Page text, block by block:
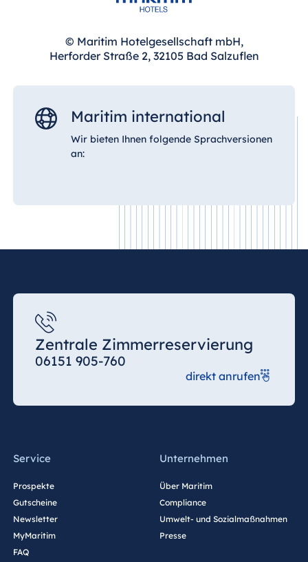
© Maritim Hotelgesellschaft mbH,
Herforder Straße 2, 32105 Bad Salzuflen
Maritim international
Wir bieten Ihnen folgende Sprachversionen
an:
Zentrale Zimmerreservierung
06151 905-760
direkt anrufen
Service
Prospekte
Gutscheine
Newsletter
MyMaritim
FAQ
Unternehmen
Über Maritim
Compliance
Umwelt- und Sozialmaßnahmen
Presse